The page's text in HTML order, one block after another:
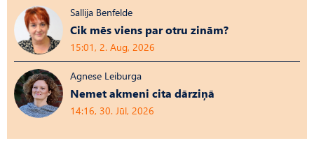
Sallija Benfelde
Cik mēs viens par otru zinām?
15:01, 2. Aug, 2026
Agnese Leiburga
Nemet akmeni cita dārziņā
14:16, 30. Jūl, 2026